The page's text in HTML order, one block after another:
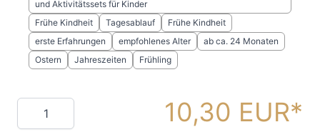
und Aktivitätssets für Kinder
Frühe Kindheit
Tagesablauf
Frühe Kindheit
erste Erfahrungen
empfohlenes Alter
ab ca. 24 Monaten
Ostern
Jahreszeiten Frühling
Menge 10,30 EUR